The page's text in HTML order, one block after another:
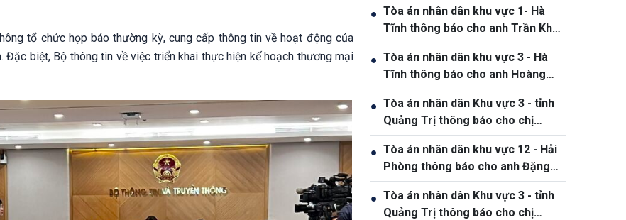
tổ chức họp báo thường kỳ, cung cấp thông tin về hoạt động của
Đặc biệt, Bộ thông tin về việc triển khai thực hiện kế hoạch thương mại
● Tòa án nhân dân khu vực 1- Hà
Tĩnh thông báo cho anh Trần Khắc
Thanh, sinh năm 1988.
● Tòa án nhân dân khu vực 3 - Hà
Tĩnh thông báo cho anh Hoàng
Phan Anh, sinh năm 1980
● Tòa án nhân dân Khu vực 3 - tỉnh
Quảng Trị thông báo cho chị
Phạm Thị Giang, sinh ngày
19/10/1991
● Tòa án nhân dân khu vực 12 - Hải
Phòng thông báo cho anh Đặng
Hồng Tiệp, sinh ngày 20/5/1989
● Tòa án nhân dân Khu vực 3 - tỉnh
Quảng Trị thông báo cho chị